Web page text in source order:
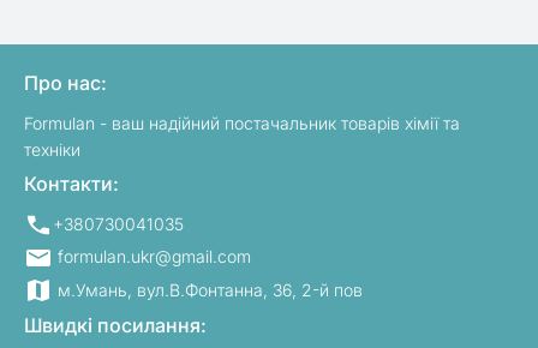
Про нас:
Formulan - ваш надійний постачальник товарів хімії та
техніки
Контакти:
+380730041035
formulan.ukr@gmail.com
м.Умань, вул.В.Фонтанна, 36, 2-й пов
Швидкі посилання: